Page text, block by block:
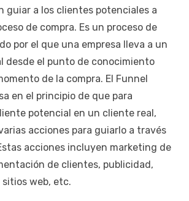
guiar a los clientes potenciales a
de compra. Es un proceso de
por el que una empresa lleva a un
desde el punto de conocimiento
de la compra. El Funnel
en el principio de que para
potencial en un cliente real,
acciones para guiarlo a través
acciones incluyen marketing de
de clientes, publicidad,
web, etc.